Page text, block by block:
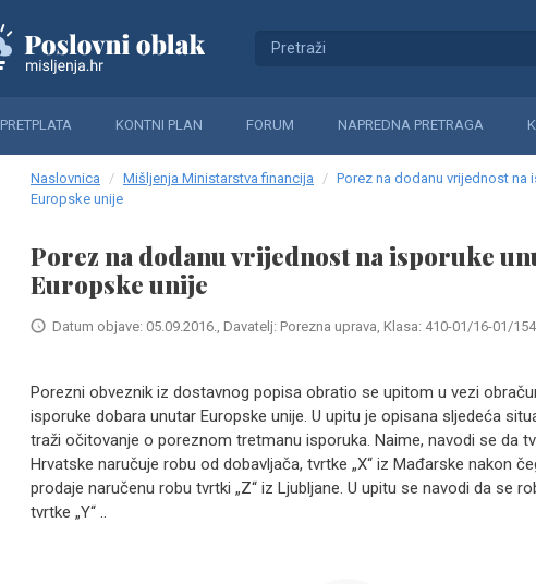
PRETPLATA KONTNI PLAN FORUM NAPREDNA PRETRAGA
Naslovnica Mišljenja Ministarstva financija
Porez na dodanu vrijednost na
Europske unije
Porez na dodanu vrijednost na isporuke
Europske unije
Datum objave: 05.09.2016., Davatelj: Porezna uprava, Klasa: 410-01/16-01/
Porezni obveznik iz dostavnog popisa obratio se upitom u vezi
isporuke dobara unutar Europske unije. U upitu je opisana sljedeća
traži očitovanje o poreznom tretmanu isporuka. Naime, navodi se da
Hrvatske naručuje robu od dobavljača, tvrtke „X“ iz Mađarske nakon
prodaje naručenu robu tvrtki „Z“ iz Ljubljane. U upitu se navodi da se
tvrtke „Y“ ..